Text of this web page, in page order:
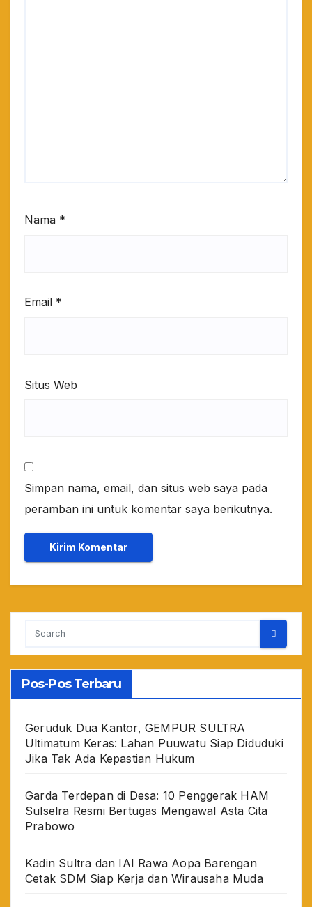
Nama *
Email *
Situs Web
Simpan nama, email, dan situs web saya pada
peramban ini untuk komentar saya berikutnya.
Pos-Pos Terbaru
Geruduk Dua Kantor, GEMPUR SULTRA
Ultimatum Keras: Lahan Puuwatu Siap Diduduki
Jika Tak Ada Kepastian Hukum
Garda Terdepan di Desa: 10 Penggerak HAM
Sulselra Resmi Bertugas Mengawal Asta Cita
Prabowo
Kadin Sultra dan IAI Rawa Aopa Barengan
Cetak SDM Siap Kerja dan Wirausaha Muda